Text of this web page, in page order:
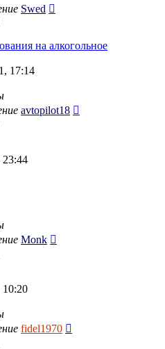
Swed
на алкогольное
17:14
avtopilot18
23:44
Monk
10:20
fidel1970